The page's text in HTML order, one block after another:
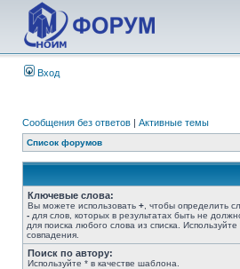
Вход
Сообщения без ответов | Активные темы
Список форумов
Ключевые слова:
Вы можете использовать + , чтобы определить
- для слов, которых в результатах быть не
для поиска любого слова из списка. Используйте
совпадения.
Поиск по автору:
Используйте * в качестве шаблона.